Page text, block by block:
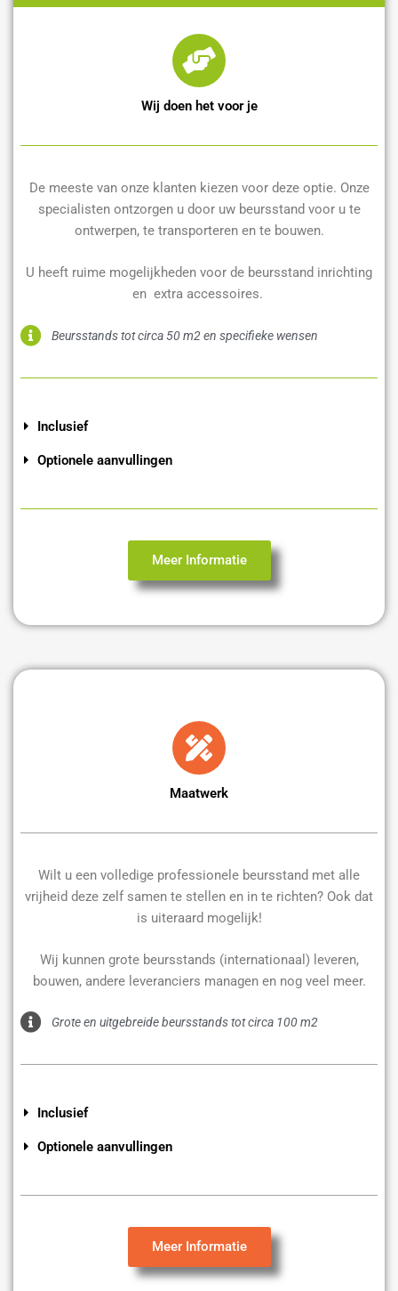
Wij doen het voor je
De meeste van onze klanten kiezen voor deze optie. Onze
specialisten ontzorgen u door uw beursstand voor u te
ontwerpen, te transporteren en te bouwen.
U heeft ruime mogelijkheden voor de beursstand inrichting
en extra accessoires.
Beursstands tot circa 50 m2 en specifieke wensen
Inclusief
Optionele aanvullingen
Meer Informatie
Maatwerk
Wilt u een volledige professionele beursstand met alle
vrijheid deze zelf samen te stellen en in te richten? Ook dat
is uiteraard mogelijk!
Wij kunnen grote beursstands (internationaal) leveren,
bouwen, andere leveranciers managen en nog veel meer.
Grote en uitgebreide beursstands tot circa 100 m2
Inclusief
Optionele aanvullingen
Meer Informatie